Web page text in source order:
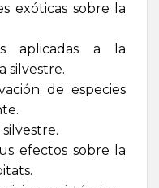
exóticas sobre la
aplicadas a la
silvestre.
de especies
efectos sobre la